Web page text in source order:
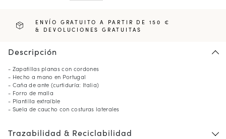
ENVÍO GRATUITO A PARTIR DE 150 €
& DEVOLUCIONES GRATUITAS
Descripción
- Zapatillas planas con cordones
- Hecho a mano en Portugal
- Caña de ante (curtiduría: Italia)
- Forro de malla
- Plantilla extraíble
- Suela de caucho con costuras laterales
Trazabilidad & Reciclabilidad